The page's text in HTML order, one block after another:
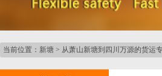
当前位置： 新塘 > 从萧山新塘到四川万源的货运